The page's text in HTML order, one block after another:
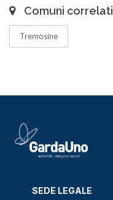
Comuni correlati
Tremosine
SEDE LEGALE